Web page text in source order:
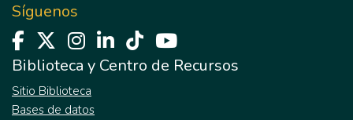
Síguenos
Biblioteca y Centro de Recursos
Sitio Biblioteca
Bases de datos